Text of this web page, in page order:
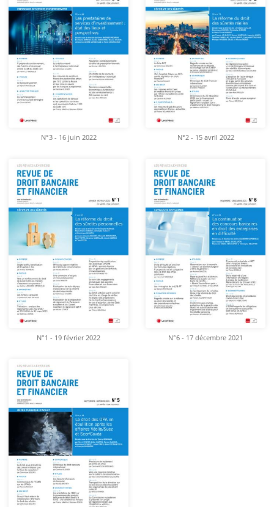
N°3 - 16 juin 2022 N°2 - 15 avril 2022
N°1 - 19 février 2022 N°6 - 17 décembre 2021